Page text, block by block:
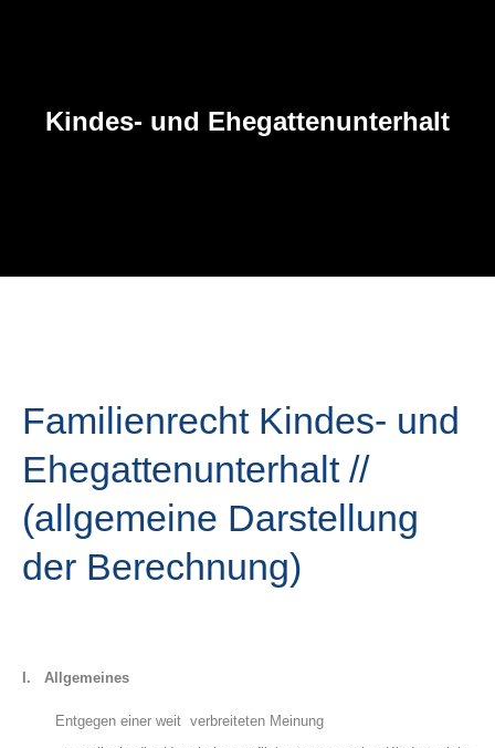
Kindes- und Ehegattenunterhalt
Familienrecht Kindes- und
Ehegattenunterhalt //
(allgemeine Darstellung
der Berechnung)
I. Allgemeines
Entgegen einer weit verbreiteten Meinung